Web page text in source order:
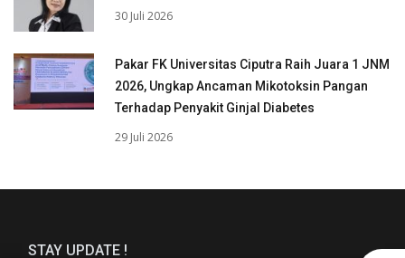
30 Juli 2026
Pakar FK Universitas Ciputra Raih Juara 1 JNM
2026, Ungkap Ancaman Mikotoksin Pangan
Terhadap Penyakit Ginjal Diabetes
29 Juli 2026
STAY UPDATE !